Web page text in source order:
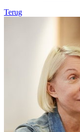
Terug